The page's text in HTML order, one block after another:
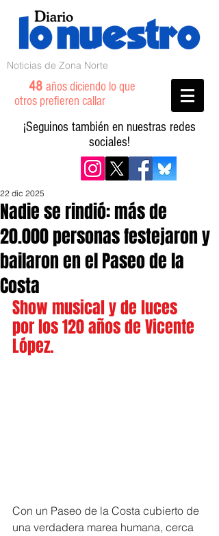
Noticias de Zona Norte
48 años diciendo lo que
otros prefieren callar
¡Seguinos también en nuestras redes
sociales!
Nadie se rindió: más de
20.000 personas festejaron y
bailaron en el Paseo de la
Costa
22 dic 2025
Show musical y de luces
por los 120 años de Vicente
López.
Con un Paseo de la Costa cubierto de
una verdadera marea humana, cerca